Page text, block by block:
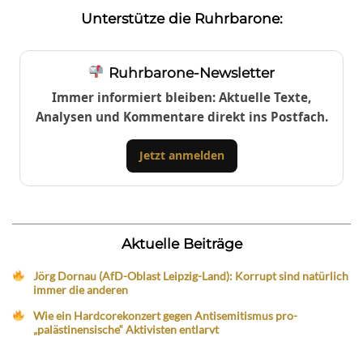
Unterstütze die Ruhrbarone:
Ruhrbarone-Newsletter
Immer informiert bleiben: Aktuelle Texte,
Analysen und Kommentare direkt ins Postfach.
Jetzt anmelden
Aktuelle Beiträge
Jörg Dornau (AfD-Oblast Leipzig-Land): Korrupt sind natürlich
immer die anderen
Wie ein Hardcorekonzert gegen Antisemitismus pro-
„palästinensische“ Aktivisten entlarvt